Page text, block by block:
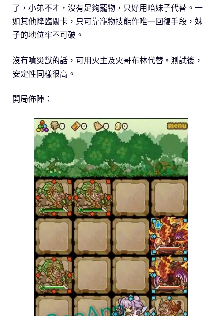
了，小弟不才，沒有足夠寵物，只好用暗妹子代替。一
如其他降臨關卡，只可靠竉物技能作唯一回復手段，妹
子的地位牢不可破。
沒有噴災獣的話，可用火主及火哥布林代替。測試後，
安定性同樣很高。
開局佈陣：